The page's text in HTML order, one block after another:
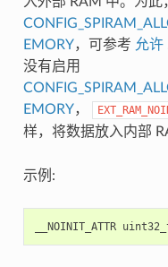
EMORY，可参考 允许
没有启用
EMORY，
样，将数据放入内部
示例:
__NOINIT_ATTR